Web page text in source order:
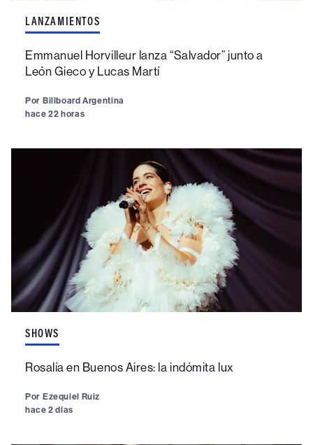
LANZAMIENTOS
Emmanuel Horvilleur lanza “Salvador” junto a
León Gieco y Lucas Martí
Por Billboard Argentina
hace 22 horas
SHOWS
Rosalía en Buenos Aires: la indómita lux
Por Ezequiel Ruiz
hace 2 días